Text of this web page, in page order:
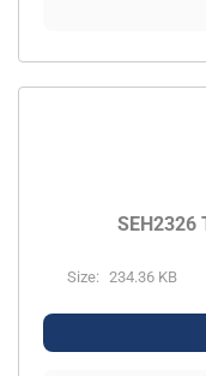
SEH2326
Size: 234.36 KB